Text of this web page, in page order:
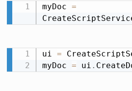
myDoc =
ui =
myDoc = ui .